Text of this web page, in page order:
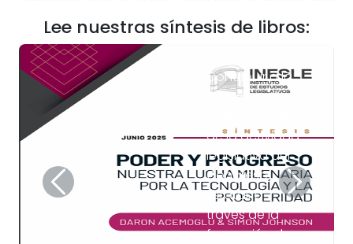
Lee nuestras síntesis de libros:
Anterior Siguiente
Contribuir a la
actualización y
de la actividad
legislativa del
Congreso
Estatal, a
través de la
formación de